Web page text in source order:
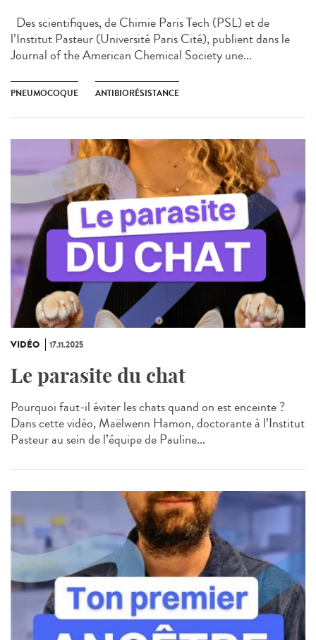
Des scientifiques, de Chimie Paris Tech (PSL) et de
l’Institut Pasteur (Université Paris Cité), publient dans le
Journal of the American Chemical Society une...
PNEUMOCOQUE ANTIBIORÉSISTANCE
VIDÉO 17.11.2025
Le parasite du chat
Pourquoi faut-il éviter les chats quand on est enceinte ?
Dans cette vidéo, Maëlwenn Hamon, doctorante à l’Institut
Pasteur au sein de l’équipe de Pauline...